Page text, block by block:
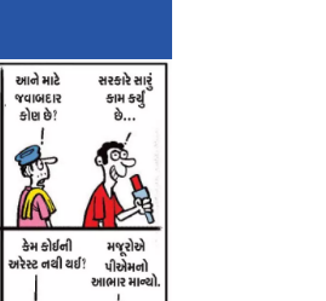
મારા ગુપ્તાંગ
પ્રયાસ...":
એક